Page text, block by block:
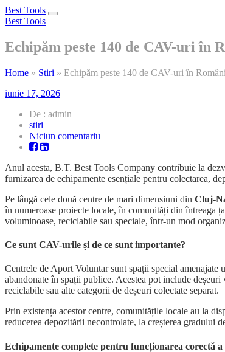
Best Tools
Toggle
Best Tools
Echipăm peste 140 de CAV-uri în
Home » Stiri » Echipăm peste 140 de CAV-uri în
iunie 17, 2026
De : admin
stiri
Niciun comentariu
140
de
uri
în
România,
2026
Anul acesta, B.T. Best Tools Company contribuie la
furnizarea de echipamente esențiale pentru colectarea,
Pe lângă cele două centre de mari dimensiuni din Cluj-
în numeroase proiecte locale, în comunități din întreaga
voluminoase, reciclabile sau speciale, într-un mod
Ce sunt CAV-urile și de ce sunt importante?
Centrele de Aport Voluntar sunt spații special amenajate
abandonate în spații publice. Acestea pot include
reciclabile sau alte categorii de deșeuri colectate separat.
Prin existența acestor centre, comunitățile locale au la
reducerea depozitării necontrolate, la creșterea gradului
Echipamente complete pentru funcționarea corectă